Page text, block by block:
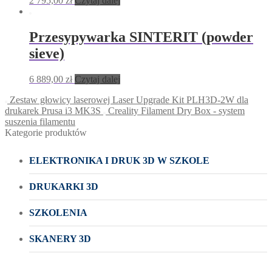
Przesypywarka SINTERIT (powder
sieve)
6 889,00 zł Czytaj dalej
Zestaw głowicy laserowej Laser Upgrade Kit PLH3D-2W dla
drukarek Prusa i3 MK3S
Creality Filament Dry Box - system
suszenia filamentu
Kategorie produktów
ELEKTRONIKA I DRUK 3D W SZKOLE
DRUKARKI 3D
SZKOLENIA
SKANERY 3D